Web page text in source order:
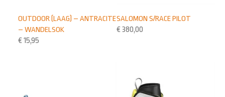
SALOMON S/RACE PILOT
€ 380,00
OUTDOOR (LAAG) – ANTRACITE
– WANDELSOK
€ 15,95